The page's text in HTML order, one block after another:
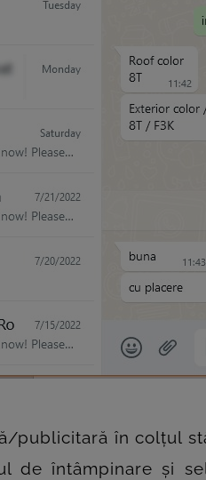
publicitară în colțul
de întâmpinare și